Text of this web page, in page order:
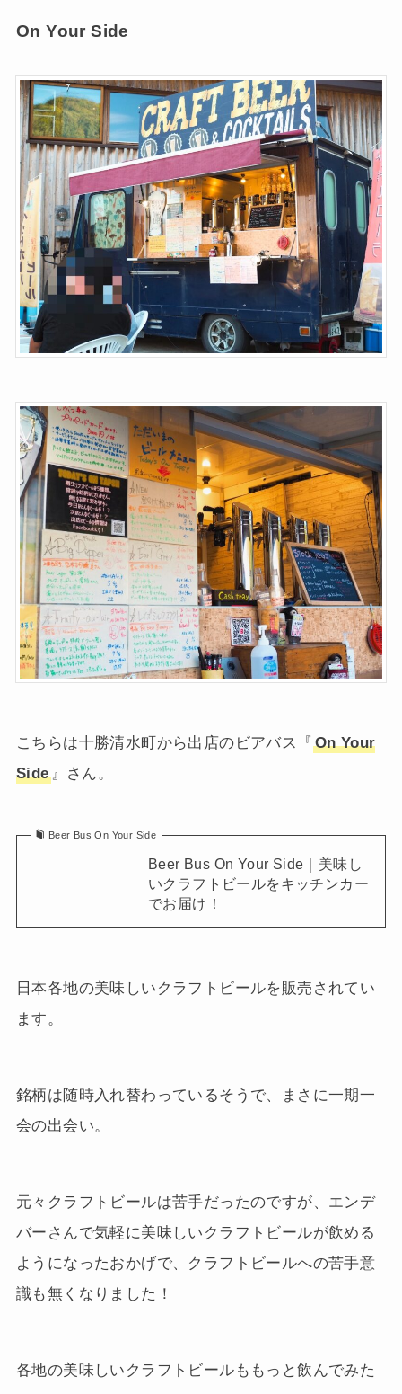
On Your Side
こちらは十勝清水町から出店のビアバス『 On Your
Side』さん。
Beer Bus On Your Side
Beer Bus On Your Side｜美味し
いクラフトビールをキッチンカー
でお届け！
日本各地の美味しいクラフトビールを販売されてい
ます。
銘柄は随時入れ替わっているそうで、まさに一期一
会の出会い。
元々クラフトビールは苦手だったのですが、エンデ
バーさんで気軽に美味しいクラフトビールが飲める
ようになったおかげで、クラフトビールへの苦手意
識も無くなりました！
各地の美味しいクラフトビールももっと飲んでみた